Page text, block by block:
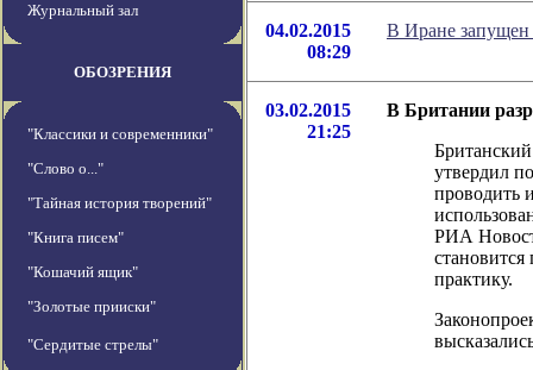
Журнальный зал
ОБОЗРЕНИЯ
"Классики и современники"
"Слово о..."
"Тайная история творений"
"Книга писем"
"Кошачий ящик"
"Золотые прииски"
"Сердитые стрелы"
04.02.2015
08:29
В Иране
03.02.2015
21:25
В Британии
утвердил
проводить
РИА
практику.